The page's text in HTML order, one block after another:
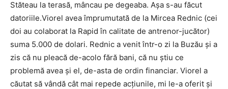
Stăteau la terasă, mâncau pe degeaba. Așa s-au făcut
datoriile.Viorel avea împrumutată de la Mircea Rednic (cei
doi au colaborat la Rapid în calitate de antrenor-jucător)
suma 5.000 de dolari. Rednic a venit într-o zi la Buzău și a
zis că nu pleacă de-acolo fără bani, că nu știu ce
problemă avea și el, de-asta de ordin financiar. Viorel a
căutat să vândă cât mai repede acțiunile, mi le-a oferit și